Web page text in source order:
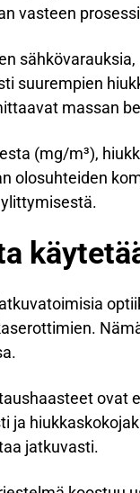
vasteen
suurempien
massan
(mg/m³),
olosuhteiden
ovat
ja
jatkuvasti.